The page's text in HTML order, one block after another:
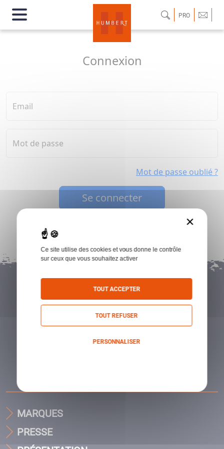
PRO
Connexion
Email
Mot de passe
Mot de passe oublié ?
Se connecter
MARQUES
PRESSE
×
Ce site utilise des cookies et vous donne le contrôle
sur ceux que vous souhaitez activer
TOUT ACCEPTER
TOUT REFUSER
PERSONNALISER